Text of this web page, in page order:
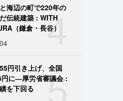
4
海辺の町で220年の
伝統建築 : WITH
（鎌倉・長谷）
5
円引き上げ、全国
円に―厚労省審議会 :
を下回る